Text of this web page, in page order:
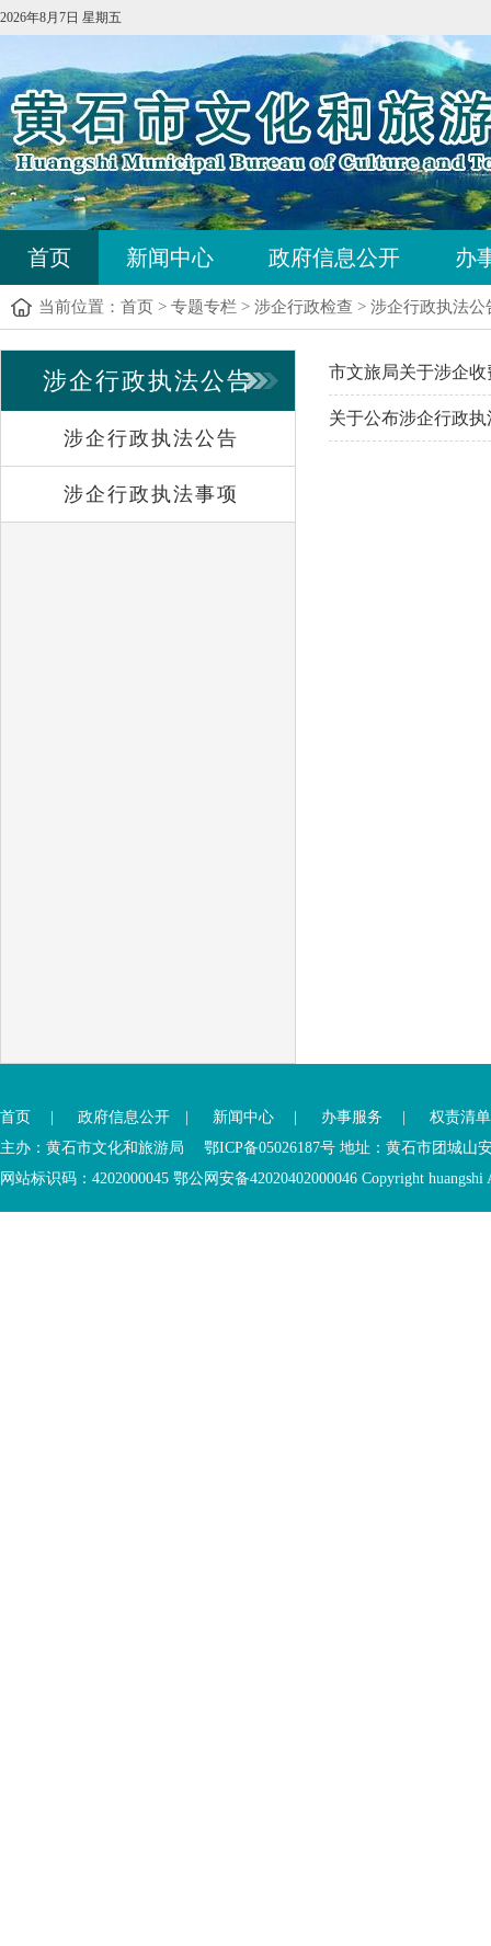
2026年8月7日 星期五
首页 新闻中心 政府信息公开 办
当前位置： 首页 > 专题专栏 > 涉企行政检查 > 涉企行政执法公
涉企行政执法公告
涉企行政执法公告
涉企行政执法事项
市文旅局关于涉企
关于公布涉企行政
首页 政府信息公开 新闻中心 办事服务
权责清单
主办：黄石市文化和旅游局 鄂ICP备05026187号 地址：黄石市团城山
网站标识码：4202000045 鄂公网安备42020402000046 Copyright huangshi